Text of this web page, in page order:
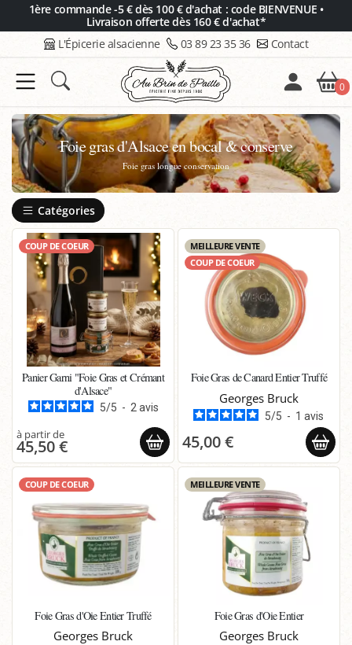
1ère commande -5 € dès 100 € d'achat : code BIENVENUE •
Livraison offerte dès 160 € d'achat*
L'Épicerie alsacienne 03 89 23 35 36 Contact
0
Foie gras d'Alsace en bocal & conserve
Foie gras longue conservation
Catégories
COUP DE COEUR
Panier Garni "Foie Gras et Crémant
d'Alsace"
5/5 - 2 avis
45,50 €
MEILLEURE VENTE
COUP DE COEUR
Foie Gras de Canard Entier Truffé
Georges Bruck
5/5 - 1avis
45,00 €
COUP DE COEUR
Foie Gras d'Oie Entier Truffé
Georges Bruck
MEILLEURE VENTE
Foie Gras d'Oie Entier
Georges Bruck
Panneau de gestion des cookies